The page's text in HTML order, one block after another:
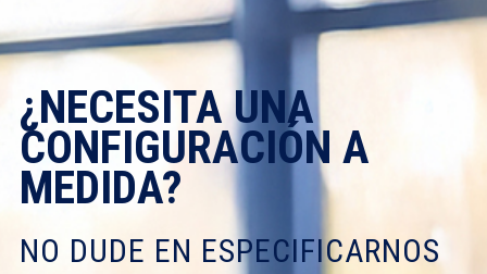
¿NECESITA UNA
CONFIGURACIÓN A
MEDIDA?
NO DUDE EN ESPECIFICARNOS